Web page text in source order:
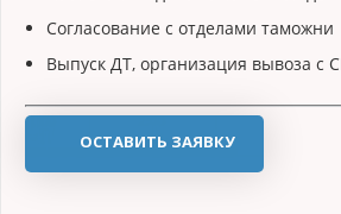
Согласование с отделами таможни
Выпуск ДТ, организация вывоза с
ОСТАВИТЬ ЗАЯВКУ